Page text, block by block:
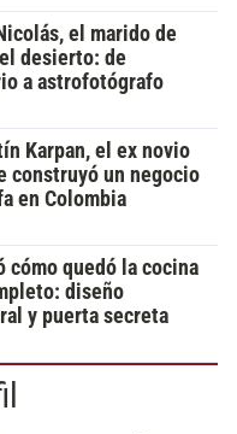
el marido de
desierto: de
a astrofotógrafo
Karpan, el ex novio
construyó un negocio
en Colombia
quedó la cocina
diseño
y puerta secreta